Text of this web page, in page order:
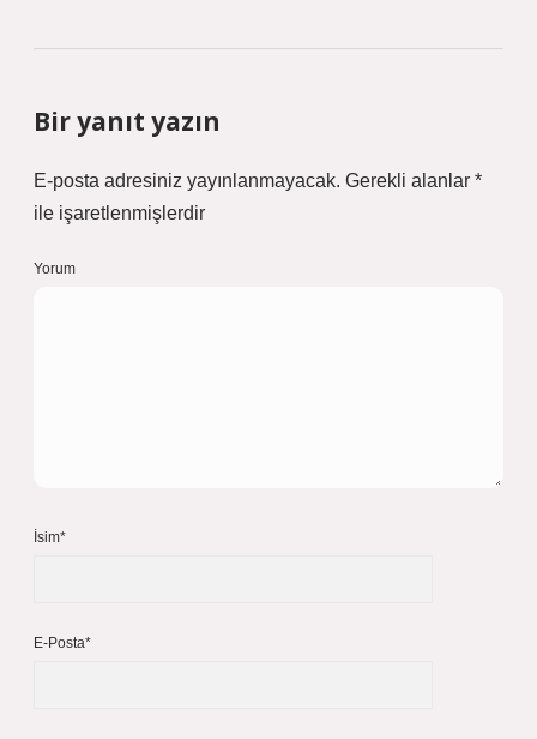
Bir yanıt yazın
E-posta adresiniz yayınlanmayacak. Gerekli alanlar *
ile işaretlenmişlerdir
Yorum
İsim*
E-Posta*